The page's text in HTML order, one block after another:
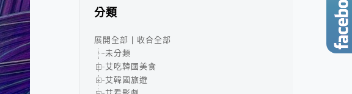
分類
展開全部
收合全部
未分類
艾吃韓國美食
艾韓國旅遊